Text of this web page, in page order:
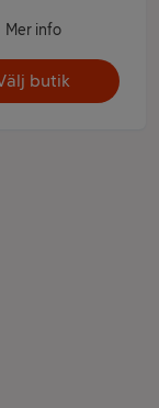
Mer info
butik